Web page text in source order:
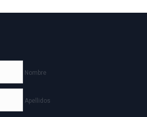
Nombre
Apellidos